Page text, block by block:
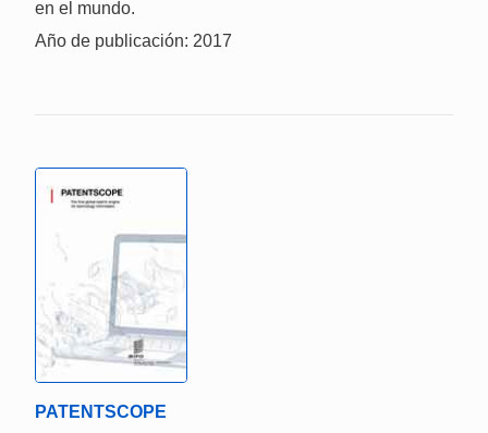
en el mundo.
Año de publicación: 2017
PATENTSCOPE